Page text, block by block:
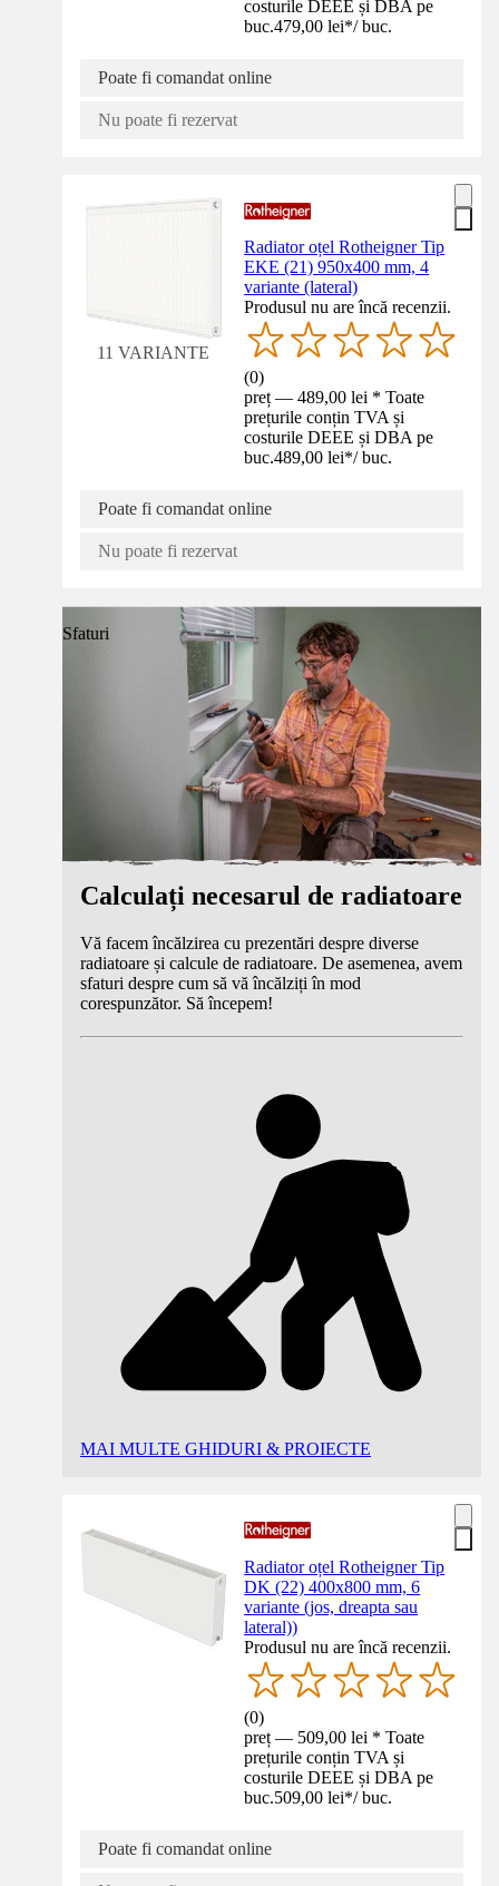
costurile DEEE și DBA pe
buc.479,00 lei*/ buc.
Poate fi comandat online
Nu poate fi rezervat
11 VARIANTE
Radiator oțel Rotheigner Tip
EKE (21) 950x400 mm, 4
variante (lateral)
Produsul nu are încă recenzii.
(0)
preț — 489,00 lei * Toate
prețurile conțin TVA și
costurile DEEE și DBA pe
buc.489,00 lei*/ buc.
Poate fi comandat online
Nu poate fi rezervat
Sfaturi
Calculați necesarul de radiatoare
Vă facem încălzirea cu prezentări despre diverse
radiatoare și calcule de radiatoare. De asemenea, avem
sfaturi despre cum să vă încălziți în mod
corespunzător. Să începem!
MAI MULTE GHIDURI & PROIECTE
Radiator oțel Rotheigner Tip
DK (22) 400x800 mm, 6
variante (jos, dreapta sau
lateral))
Produsul nu are încă recenzii.
(0)
preț — 509,00 lei * Toate
prețurile conțin TVA și
costurile DEEE și DBA pe
buc.509,00 lei*/ buc.
Poate fi comandat online